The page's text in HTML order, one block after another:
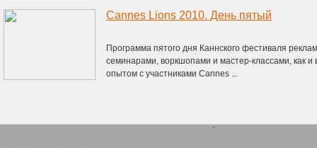
Cannes Lions 2010. День пятый
Программа пятого дня Каннского фестиваля
семинарами, воркшопами и мастер-классами, как
опытом с участниками Cannes ...
`